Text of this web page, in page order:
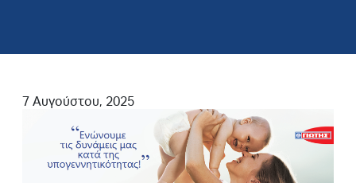
7 Αυγούστου, 2025